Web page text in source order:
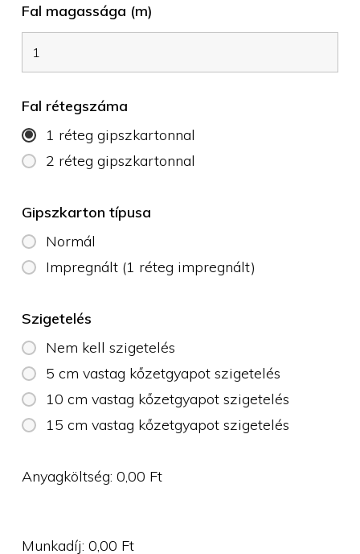
Fal magassága (m)
Fal rétegszáma
1 réteg gipszkartonnal
2 réteg gipszkartonnal
Gipszkarton típusa
Normál
Impregnált (1 réteg impregnált)
Szigetelés
Nem kell szigetelés
5 cm vastag kőzetgyapot szigetelés
10 cm vastag kőzetgyapot szigetelés
15 cm vastag kőzetgyapot szigetelés
Anyagköltség:0,00 Ft
Munkadíj:0,00 Ft